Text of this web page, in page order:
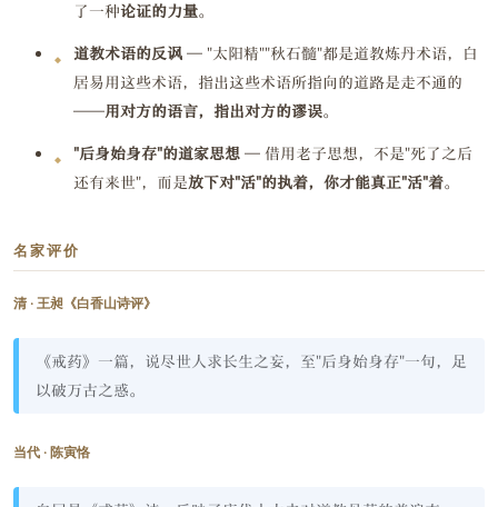
了一种论证的力量。
道教术语的反讽 — "太阳精""秋石髓"都是道教炼丹术语，白
居易用这些术语，指出这些术语所指向的道路是走不通的
——用对方的语言，指出对方的谬误。
"后身始身存"的道家思想 — 借用老子思想，不是"死了之后
还有来世"，而是放下对"活"的执着，你才能真正"活"着。
名家评价
清 · 王昶《白香山诗评》
《戒药》一篇，说尽世人求长生之妄，至"后身始身存"一句，足
以破万古之惑。
当代 · 陈寅恪